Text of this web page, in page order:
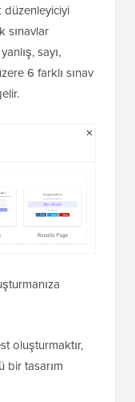
düzenleyiciyi
sınavlar
sayı,
6 farklı sınav
oluşturmaktır,
bir tasarım